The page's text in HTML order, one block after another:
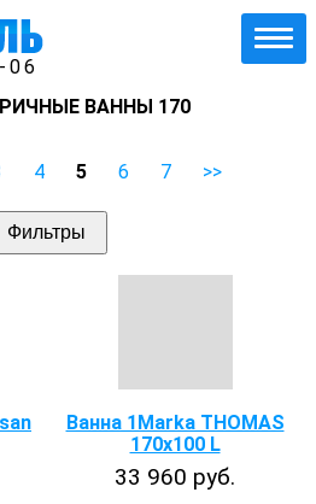
06
ВАННЫ 170
4 5 6 7 >>
Фильтры
Ванна 1Marka THOMAS
170х100 L
33 960 руб.